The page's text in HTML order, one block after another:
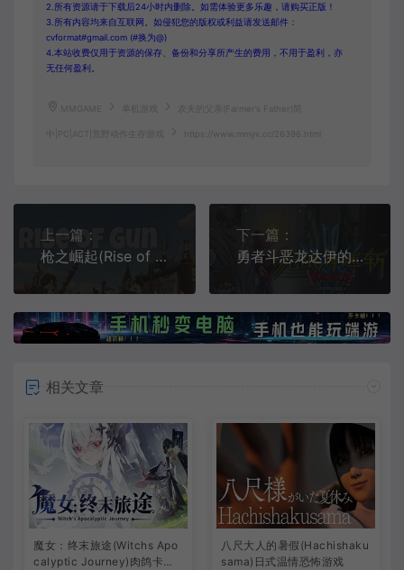
2.所有资源请于下载后24小时内删除。如需体验更多乐趣，请购买正版！
3.所有内容均来自互联网。如侵犯您的版权或利益请发送邮件：
cvformat#gmail.com (#换为@)
4.本站收费仅用于资源的保存、备份和分享所产生的费用，不用于盈利，亦
无任何盈利。
MMGAME 农夫的父亲(Farmer’s Father)简
中|PC|ACT|荒野动作生存游戏 https://www.mmyx.cc/26396.html
上一篇：
枪之崛起(Rise of Gun)简中|PC|SIM|武器商店模拟游戏
下一篇：
勇者斗恶龙达伊的大冒险(Infinity Strash: DRAGON QUEST The Adventure of Dai)简中|PC|ACT|漫画动作角色扮演游戏
相关文章
魔女：终末旅途(Witchs Apo
calyptic Journey)肉鸽卡牌
八尺大人的暑假(Hachishaku
sama)日式温情恐怖游戏